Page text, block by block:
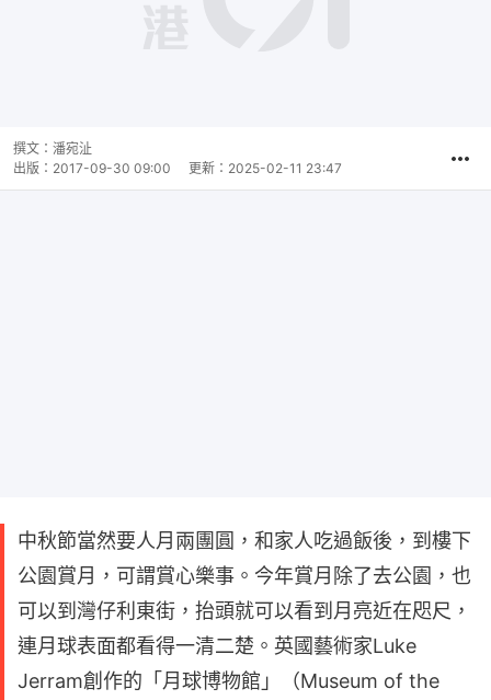
撰文： 潘宛沚
出版： 2017-09-30 09:00 更新： 2025-02-11 23:47
中秋節當然要人月兩團圓，和家人吃過飯後，到樓下
公園賞月，可謂賞心樂事。今年賞月除了去公園，也
可以到灣仔利東街，抬頭就可以看到月亮近在咫尺，
連月球表面都看得一清二楚。英國藝術家Luke
Jerram創作的「月球博物館」（Museum of the